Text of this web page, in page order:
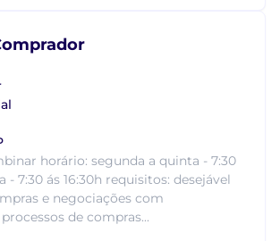
horário: segunda a quinta - 7:30
- 7:30 ás 16:30h requisitos: desejável
e negociações com
de compras...